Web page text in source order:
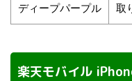
ディープパープル 取
楽天モバイル